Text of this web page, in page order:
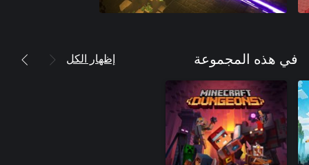
في هذه المجموعة إظهار الكل